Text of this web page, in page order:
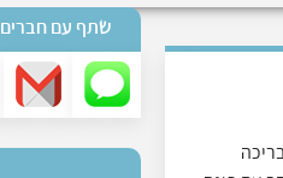
שתף עם חברים